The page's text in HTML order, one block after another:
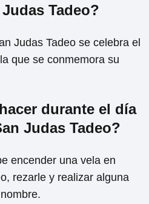
Tadeo?
Judas Tadeo se celebra el
que se conmemora su
durante el día
Judas Tadeo?
encender una vela en
rezarle y realizar alguna